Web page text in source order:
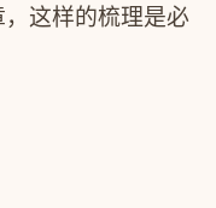
这样的梳理是必